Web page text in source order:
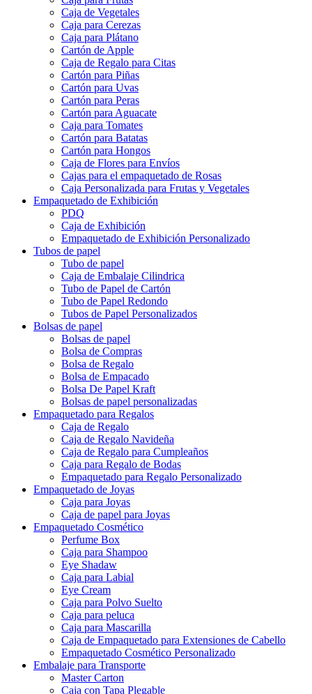
Embalaje para Frutas y Verduras
Caja para Frutas
Caja de Vegetales
Caja para Cerezas
Caja para Plátano
Cartón de Apple
Caja de Regalo para Citas
Cartón para Piñas
Cartón para Uvas
Cartón para Peras
Cartón para Aguacate
Caja para Tomates
Cartón para Batatas
Cartón para Hongos
Caja de Flores para Envíos
Cajas para el empaquetado de Rosas
Caja Personalizada para Frutas y Vegetales
Empaquetado de Exhibición
PDQ
Caja de Exhibición
Empaquetado de Exhibición Personalizado
Tubos de papel
Tubo de papel
Caja de Embalaje Cilindrica
Tubo de Papel de Cartón
Tubo de Papel Redondo
Tubos de Papel Personalizados
Bolsas de papel
Bolsas de papel
Bolsa de Compras
Bolsa de Regalo
Bolsa de Empacado
Bolsa De Papel Kraft
Bolsas de papel personalizadas
Empaquetado para Regalos
Caja de Regalo
Caja de Regalo Navideña
Caja de Regalo para Cumpleaños
Caja para Regalo de Bodas
Empaquetado para Regalo Personalizado
Empaquetado de Joyas
Caja para Joyas
Caja de papel para Joyas
Empaquetado Cosmético
Perfume Box
Caja para Shampoo
Eye Shadaw
Caja para Labial
Eye Cream
Caja para Polvo Suelto
Caja para peluca
Caja para Mascarilla
Caja de Empaquetado para Extensiones de Cabello
Empaquetado Cosmético Personalizado
Embalaje para Transporte